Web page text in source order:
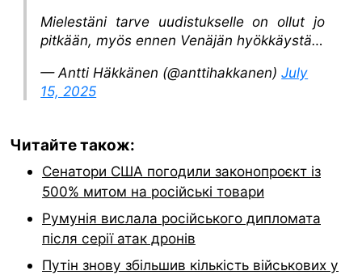
Mielestäni tarve uudistukselle on ollut jo
pitkään, myös ennen Venäjän hyökkäystä…
— Antti Häkkänen (@anttihakkanen)July
15, 2025
Читайте також:
Сенатори США погодили законопроєкт із
500% митом на російські товари
Румунія вислала російського дипломата
після серії атак дронів
Путін знову збільшив кількість військових у